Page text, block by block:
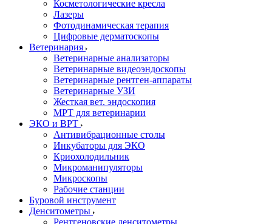
Косметологические кресла
Лазеры
Фотодинамическая терапия
Цифровые дерматоскопы
Ветеринария
Ветеринарные анализаторы
Ветеринарные видеоэндоскопы
Ветеринарные рентген-аппараты
Ветеринарные УЗИ
Жесткая вет. эндоскопия
МРТ для ветеринарии
ЭКО и ВРТ
Антивибрационные столы
Инкубаторы для ЭКО
Криохолодильник
Микроманипуляторы
Микроскопы
Рабочие станции
Буровой инструмент
Денситометры
Рентгеновские денситометры